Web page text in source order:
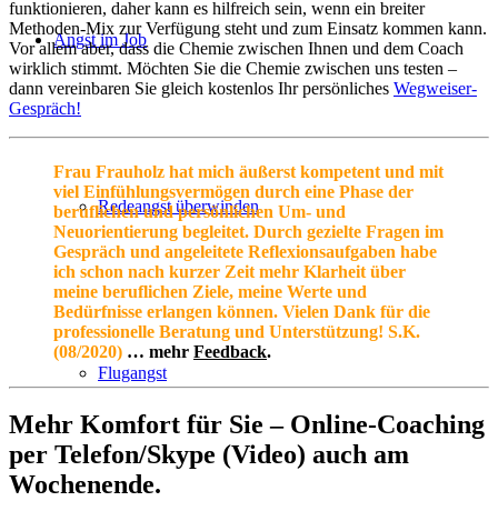
Angst im Job
Redeangst überwinden
Flugangst
funktionieren, daher kann es hilfreich sein, wenn ein breiter
Methoden-Mix zur Verfügung steht und zum Einsatz kommen kann.
Vor allem aber, dass die Chemie zwischen Ihnen und dem Coach
wirklich stimmt. Möchten Sie die Chemie zwischen uns testen –
dann vereinbaren Sie gleich kostenlos Ihr persönliches Wegweiser-
Gespräch!
Frau Frauholz hat mich äußerst kompetent und mit
viel Einfühlungsvermögen durch eine Phase der
beruflichen und persönlichen Um- und
Neuorientierung begleitet. Durch gezielte Fragen im
Gespräch und angeleitete Reflexionsaufgaben habe
ich schon nach kurzer Zeit mehr Klarheit über
meine beruflichen Ziele, meine Werte und
Bedürfnisse erlangen können. Vielen Dank für die
professionelle Beratung und Unterstützung! S.K.
(08/2020) … mehr Feedback.
Mehr Komfort für Sie – Online-Coaching
per Telefon/Skype (Video) auch am
Wochenende.